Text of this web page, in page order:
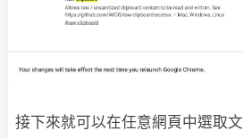
接下來就可以在任意網頁中選取